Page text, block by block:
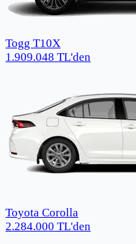
Togg T10X
1.909.048 TL'den
Toyota Corolla
2.284.000 TL'den